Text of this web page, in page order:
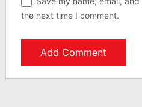
the next time I comment.